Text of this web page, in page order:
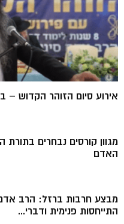
אירוע סיום הזוהר הקדוש –
מגוון קורסים נבחרים
האדם
מבצע חרבות ברזל: הרב
התייחסות פנימית ודברי...